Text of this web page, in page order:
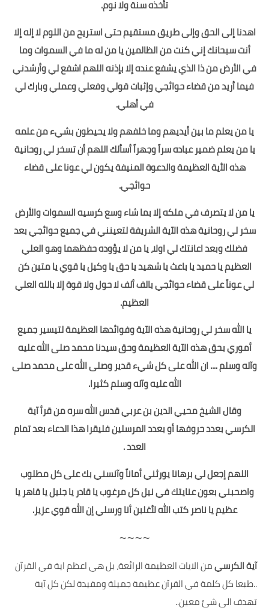
تأخذه سنة ولا نوم.
اهدنا إلى الحق وإلى طريق مستقيم حتى استريح من اللوم لا إله إلا
أنت سبحانك إني كنت من الظالمين يا من له ما في السموات وما
في الأرض من ذا الذي يشفع عنده إلا بإذنه اللهم اشفع لي وأرشدني
فيما أريد من قضاء حوائجي وإثبات قولي وفعلي وعملي وبارك لي
في أهلي.
يا من يعلم ما بين أيديهم وما خلفهم ولا يحيطون بشيء من علمه
يا من يعلم ضمير عباده سراً وجهراً أسألك اللهم أن تسخر لي روحانية
هذه الأية العظيمة والدعوة المنيفة يكون لي عونا على قضاء
حوائجي.
يا من لا يتصرف في ملكه إلا بما شاء وسع كرسيه السموات والأرض
سخر لي روحانية هذه الآية الشريفة لتعينني في جميع حوائجي بعد
فضلك وبعد اعانتك لي اولا، يا من لا يؤوده حفظهما وهو العلي
العظيم يا حميد يا باعث يا شهيد يا حق يا وكيل يا قوي يا متين كن
لي عوناً على قضاء حوائجي بالف ألف لا حول ولا قوة إلا بالله العلي
العظيم.
يا الله سخر لي روحانية هذه الآية وفوائدها العظيمة لتيسير جميع
أموري بحق هذه الآية العظيمة وحق سيدنا محمد صلى الله عليه
وآله وسلم .... ان الله على كل شيء قدير وصلى الله على محمد صلى
الله عليه وآله وسلم كثيرا.
وقال الشيخ محيي الدين بن عربي قدس الله سره من قرأ آية
الكرسي بعدد حروفها أو بعدد المرسلين فليقرا هذا الدعاء بعد تمام
العدد .
اللهم إجعل لي برهانا يورثني أماناً وآنسني بك على كل مطلوب
واصحبني بعون عنايتك في نيل كل مرغوب يا قادر يا جليل يا قاهر يا
عظيم يا ناصر كتب الله لأغلبن أنا ورسلي إن الله قوي عزيز.
~~~~
آية الكرسيمن الايات العظيمة الرائعة، بل هي اعظم اية في القرآن
..طبعا كل كلمة في القرآن عظيمة جميلة ومفيدة لكن كل آية
تهدف الى شئ معين..